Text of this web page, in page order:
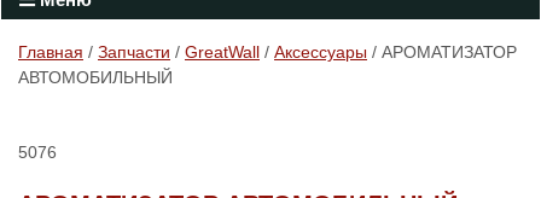
Главная / Запчасти / GreatWall / Аксессуары / АРОМАТИЗАТОР
АВТОМОБИЛЬНЫЙ
5076